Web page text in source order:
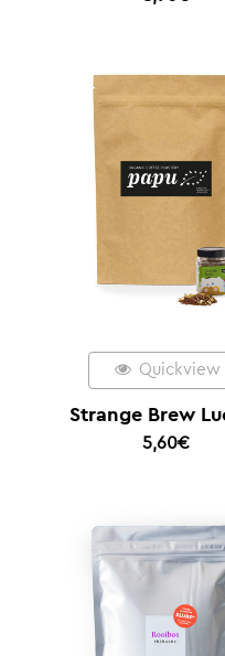
Quickview
Strange Brew
5,60€